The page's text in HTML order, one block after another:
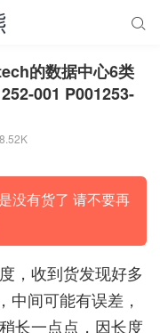

的数据中心6类
001 P001253-
8.52K
没有货了 请不要再
，收到货发现好多
中间可能有误差，
长一点点，因长度